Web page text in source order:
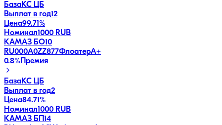
БазаКС ЦБ
Выплат в год12
Цена99.71%
Номинал1000 RUB
КАМАЗ БО10
RU000A0ZZ877ФлоатерA+
0.8%Премия
БазаКС ЦБ
Выплат в год2
Цена84.71%
Номинал1000 RUB
КАМАЗ БП14